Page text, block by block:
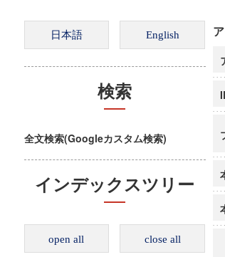
検索
全文検索(Googleカスタム検索)
インデックスツリー
open all close all